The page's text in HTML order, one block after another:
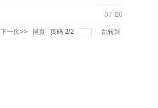
07-26
下一页>> 尾页 页码 2/2 跳转到